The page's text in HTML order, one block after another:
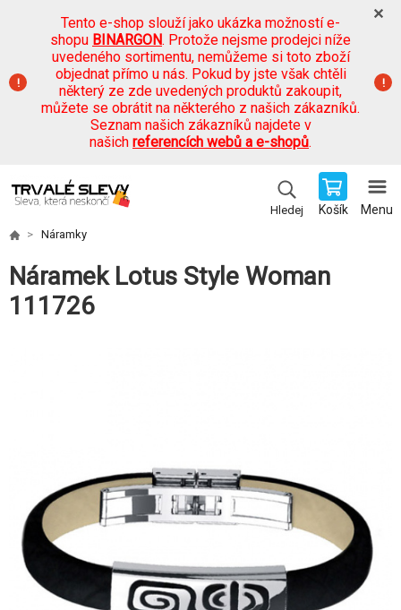
Tento e-shop slouží jako ukázka možností e-
shopu BINARGON. Protože nejsme prodejci níže
uvedeného sortimentu, nemůžeme si toto zboží
objednat přímo u nás. Pokud by jste však chtěli
některý ze zde uvedených produktů zakoupit,
můžete se obrátit na některého z našich zákazníků.
Seznam našich zákazníků najdete v
našich referencích webů a e-shopů.
Hledej Košík Menu
Náramky
Náramek Lotus Style Woman
111726